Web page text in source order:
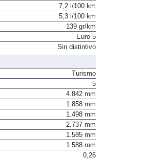
7,2 l/100 km
5,3 l/100 km
139 gr/km
Euro 5
Sin distintivo
Turismo
5
4.842 mm
1.858 mm
1.498 mm
2.737 mm
1.585 mm
1.588 mm
0,26